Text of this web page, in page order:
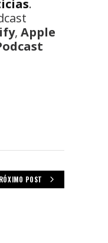
.
, Apple
POST